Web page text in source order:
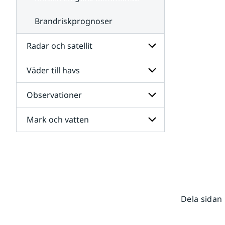
Brandriskprognoser
Radar och satellit
Undersidor
för
Radar
och
satellit
Väder till havs
Undersidor
för
Väder
till
havs
Observationer
Undersidor
för
Mark och vatten
Dela sidan